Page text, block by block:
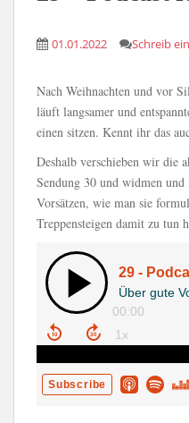
01.01.2022 Schreib
Nach Weihnachten und vor
läuft langsamer und
einen sitzen. Kennt ihr das
Deshalb verschieben wir die
Sendung 30 und widmen
Vorsätzen, wie man sie
Treppensteigen damit zu tun